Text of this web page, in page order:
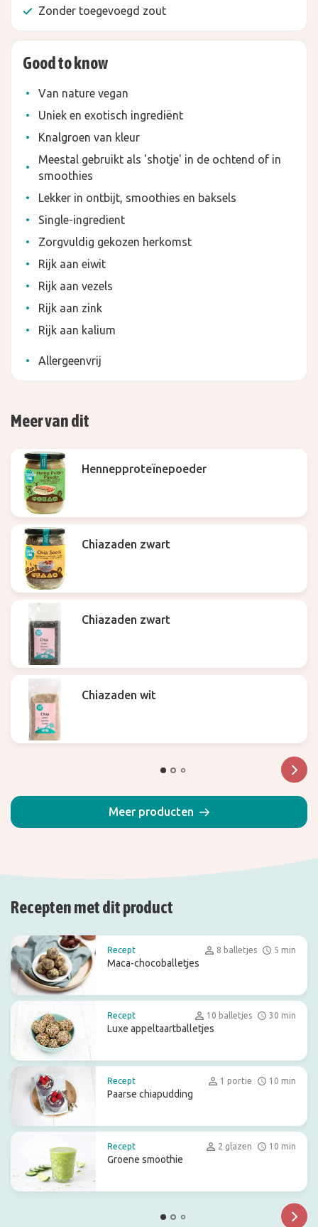
Zonder toegevoegd zout
Good to know
Van nature vegan
Uniek en exotisch ingrediënt
Knalgroen van kleur
Meestal gebruikt als 'shotje' in de ochtend of in
smoothies
Lekker in ontbijt, smoothies en baksels
Single-ingredient
Zorgvuldig gekozen herkomst
Rijk aan eiwit
Rijk aan vezels
Rijk aan zink
Rijk aan kalium
Allergeenvrij
Meer van dit
Hennepproteïnepoeder
Chiazaden zwart
Chiazaden zwart
Chiazaden wit
Meer producten
Recepten met dit product
Recept 8 balletjes 5 min
Maca-chocoballetjes
Recept 10 balletjes 30 min
Luxe appeltaartballetjes
Recept 1 portie 10 min
Paarse chiapudding
Recept 2 glazen 10 min
Groene smoothie